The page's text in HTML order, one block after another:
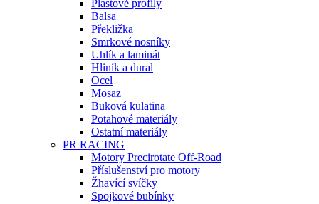
Plastové profily
Balsa
Překližka
Smrkové nosníky
Uhlík a laminát
Hliník a dural
Ocel
Mosaz
Buková kulatina
Potahové materiály
Ostatní materiály
PR RACING
Motory Precirotate Off-Road
Příslušenství pro motory
Žhavící svíčky
Spojkové bubínky